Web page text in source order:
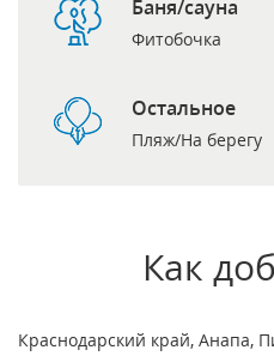
Баня/сауна
Фитобочка
Остальное
Пляж/На берегу
Как
Краснодарский край, Анапа,